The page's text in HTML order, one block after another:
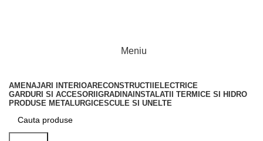
Meniu
AMENAJARI INTERIOARECONSTRUCTII
ELECTRICE
GARDURI SI ACCESORII GRADINA INSTALATII TERMICE SI HIDRO
PRODUSE METALURGICESCULE SI UNELTE